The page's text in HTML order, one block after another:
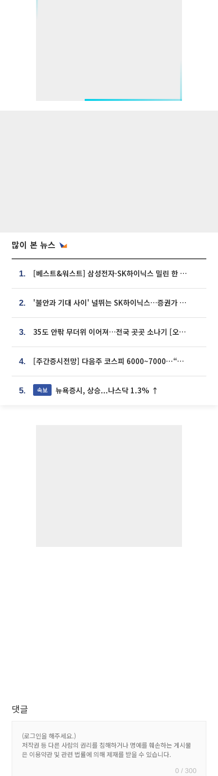
많이 본 뉴스
1. [베스트&워스트] 삼성전자·SK하이닉스 밀린 한 주…상상인증권은 85% 급등
2. '불안과 기대 사이' 널뛰는 SK하이닉스…증권가 "HBM4·LTA 기반 펀터멘털 견고"
3. 35도 안팎 무더위 이어져…전국 곳곳 소나기 [오늘 날씨]
4. [주간증시전망] 다음주 코스피 6000~7000⋯“外人 수급은 정책이 변수”
5. 속보 뉴욕증시, 상승...나스닥 1.3% ↑
댓글
0 / 300